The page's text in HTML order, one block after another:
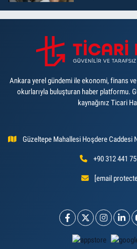
Ankara yerel gündemi ile ekonomi, finans
okurlarıyla buluşturan haber platformu.
kaynağınız Ticari
Güzeltepe Mahallesi Hoşdere Caddesi
+90 312 441
[email